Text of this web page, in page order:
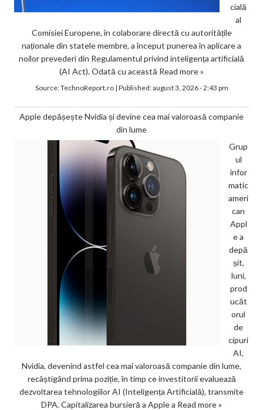
cială
al
Comisiei Europene, în colaborare directă cu autoritățile
naționale din statele membre, a început punerea în aplicare a
noilor prevederi din Regulamentul privind inteligența artificială
(AI Act). Odată cu această Read more »
Source:TechnoReport.ro| Published:august 3, 2026 - 2:43 pm
Apple depășește Nvidia și devine cea mai valoroasă companie
din lume
Grup
ul
infor
matic
ameri
can
Appl
e a
depă
șit,
luni,
prod
ucăt
orul
de
cipuri
AI,
Nvidia, devenind astfel cea mai valoroasă companie din lume,
recâștigând prima poziție, în timp ce investitorii evaluează
dezvoltarea tehnologiilor AI (Inteligența Artificială), transmite
DPA. Capitalizarea bursieră a Apple a Read more »